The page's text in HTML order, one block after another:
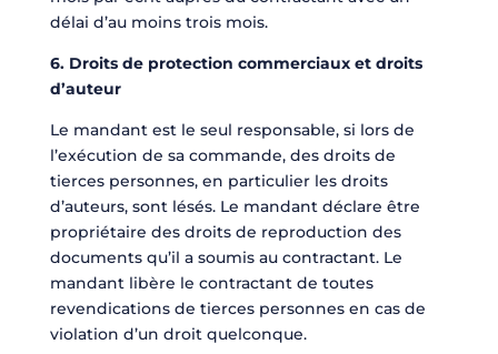
délai d’au moins trois mois.
6. Droits de protection commerciaux et droits
d’auteur
Le mandant est le seul responsable, si lors de
l’exécution de sa commande, des droits de
tierces personnes, en particulier les droits
d’auteurs, sont lésés. Le mandant déclare être
propriétaire des droits de reproduction des
documents qu’il a soumis au contractant. Le
mandant libère le contractant de toutes
revendications de tierces personnes en cas de
violation d’un droit quelconque.